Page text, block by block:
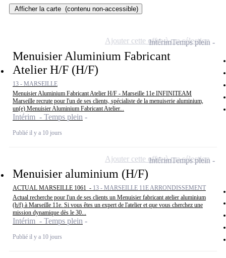
Afficher la carte (contenu non-accessible)
Menuisier Aluminium Fabricant
Atelier H/F (H/F)
13 - MARSEILLE
Menuisier Aluminium Fabricant Atelier H/F - Marseille 11e INFINITEAM
Marseille recrute pour l'un de ses clients, spécialiste de la menuiserie aluminium,
un(e) Menuisier Aluminium Fabricant Atelier...
Intérim - Temps plein
Publié il y a 10 jours
IntérimTemps plein
Ajouter cette offre à ma sélection
Menuisier aluminium (H/F)
ACTUAL MARSEILLE 1061 - 13 - MARSEILLE 11E ARRONDISSEMENT
Actual recherche pour l'un de ses clients un Menuisier fabricant atelier aluminium
(h/f) à Marseille 11e. Si vous êtes un expert de l'atelier et que vous cherchez une
mission dynamique dès le 30...
Intérim - Temps plein
Publié il y a 10 jours
IntérimTemps plein
Ajouter cette offre à ma sélection